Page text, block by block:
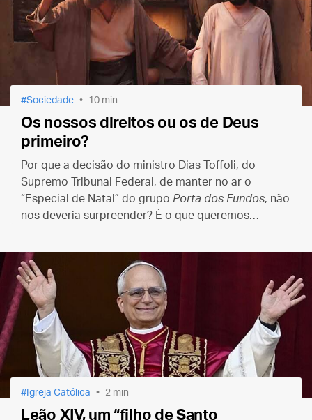
Sociedade 10 min
Os nossos direitos ou os de Deus
primeiro?
Por que a decisão do ministro Dias Toffoli, do
Supremo Tribunal Federal, de manter no ar o
“Especial de Natal” do grupo Porta dos Fundos, não
nos deveria surpreender? É o que queremos
Igreja Católica 2 min
Leão XIV, um “filho de Santo